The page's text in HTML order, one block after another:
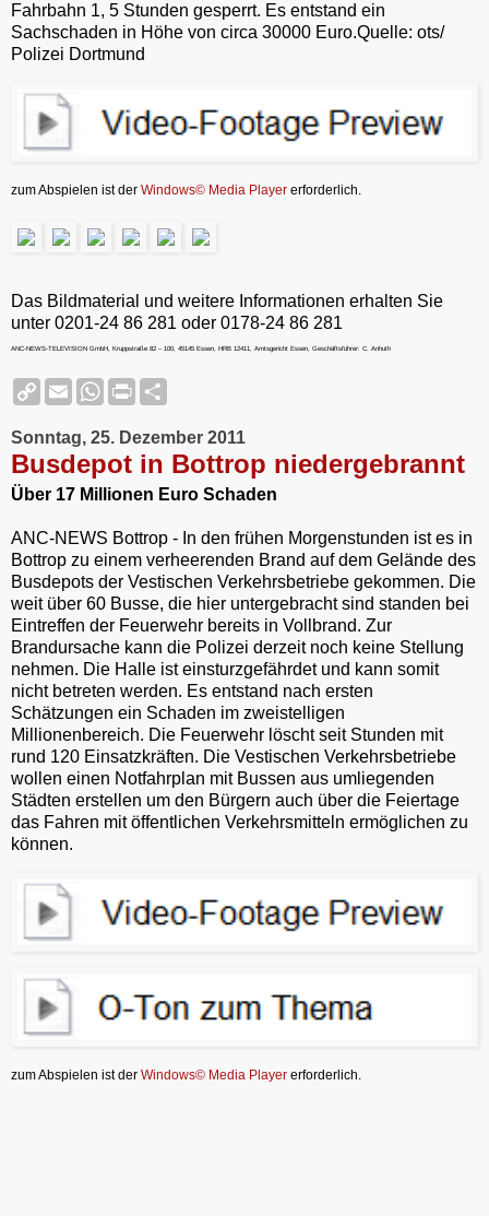
Fahrbahn 1, 5 Stunden gesperrt. Es entstand ein
Sachschaden in Höhe von circa 30000 Euro.Quelle: ots/
Polizei Dortmund
zum Abspielen ist der Windows© Media Player erforderlich.
Das Bildmaterial und weitere Informationen erhalten Sie
unter 0201-24 86 281 oder 0178-24 86 281
ANC-NEWS-TELEVISION GmbH, Kruppstraße 82 – 100, 45145 Essen, HRB 12411, Amtsgericht Essen, Geschäftsführer: C. Anhuth
C
o
y
L
i
n
E
m
i
l
W
h
t
s
A
p
r
n
F
r
n
d
l
y
r
e
Sonntag, 25. Dezember 2011
Busdepot in Bottrop niedergebrannt
Über 17 Millionen Euro Schaden
ANC-NEWS Bottrop - In den frühen Morgenstunden ist es in
Bottrop zu einem verheerenden Brand auf dem Gelände des
Busdepots der Vestischen Verkehrsbetriebe gekommen. Die
weit über 60 Busse, die hier untergebracht sind standen bei
Eintreffen der Feuerwehr bereits in Vollbrand. Zur
Brandursache kann die Polizei derzeit noch keine Stellung
nehmen. Die Halle ist einsturzgefährdet und kann somit
nicht betreten werden. Es entstand nach ersten
Schätzungen ein Schaden im zweistelligen
Millionenbereich. Die Feuerwehr löscht seit Stunden mit
rund 120 Einsatzkräften. Die Vestischen Verkehrsbetriebe
wollen einen Notfahrplan mit Bussen aus umliegenden
Städten erstellen um den Bürgern auch über die Feiertage
das Fahren mit öffentlichen Verkehrsmitteln ermöglichen zu
können.
zum Abspielen ist der Windows© Media Player erforderlich.